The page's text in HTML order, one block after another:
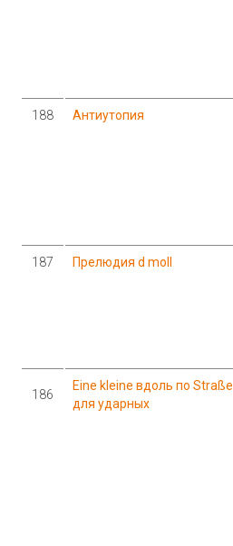
188 Антиутопия
187 Прелюдия d moll
186
Eine kleine вдоль по Straße
для ударных